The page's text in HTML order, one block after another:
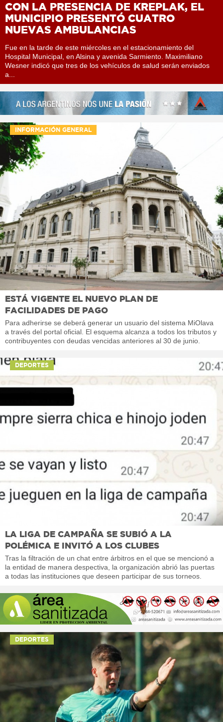
CON LA PRESENCIA DE KREPLAK, EL
MUNICIPIO PRESENTÓ CUATRO
NUEVAS AMBULANCIAS
Fue en la tarde de este miércoles en el estacionamiento del
Hospital Municipal, en Alsina y avenida Sarmiento. Maximiliano
Wesner indicó que tres de los vehículos de salud serán enviados
a...
INFORMACIÓN GENERAL
ESTÁ VIGENTE EL NUEVO PLAN DE
FACILIDADES DE PAGO
Para adherirse se deberá generar un usuario del sistema MiOlava
a través del portal oficial. El esquema alcanza a todos los tributos y
contribuyentes con deudas vencidas anteriores al 30 de junio.
DEPORTES
LA LIGA DE CAMPAÑA SE SUBIÓ A LA
POLÉMICA E INVITÓ A LOS CLUBES
Tras la filtración de un chat entre árbitros en el que se mencionó a
la entidad de manera despectiva, la organización abrió las puertas
a todas las instituciones que deseen participar de sus torneos.
DEPORTES